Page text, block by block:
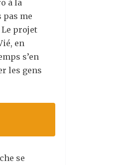
à la
pas me
Le projet
en
s’en
les gens
se